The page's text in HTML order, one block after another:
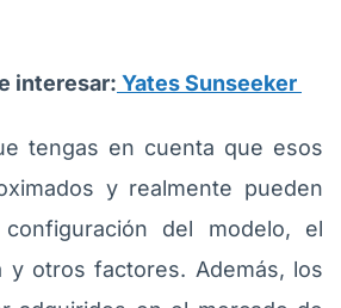
interesar: Yates Sunseeker
tengas en cuenta que esos
y realmente pueden
del modelo, el
y otros factores. Además, los